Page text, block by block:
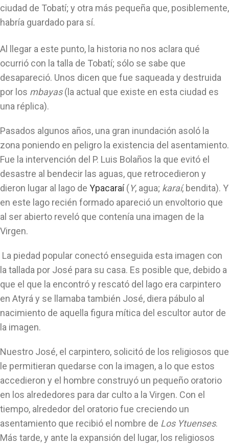
ciudad de Tobatí; y otra más pequeña que, posiblemente,
habría guardado para sí.
Al llegar a este punto, la historia no nos aclara qué
ocurrió con la talla de Tobatí; sólo se sabe que
desapareció. Unos dicen que fue saqueada y destruida
por los mbayas(la actual que existe en esta ciudad es
una réplica).
Pasados algunos años, una gran inundación asoló la
zona poniendo en peligro la existencia del asentamiento.
Fue la intervención del P. Luis Bolaños la que evitó el
desastre al bendecir las aguas, que retrocedieron y
dieron lugar al lago de Ypacaraí(Y, agua; karaí, bendita). Y
en este lago recién formado apareció un envoltorio que
al ser abierto reveló que contenía una imagen de la
Virgen.
La piedad popular conectó enseguida esta imagen con
la tallada por José para su casa. Es posible que, debido a
que el que la encontró y rescató del lago era carpintero
en Atyrá y se llamaba también José, diera pábulo al
nacimiento de aquella figura mítica del escultor autor de
la imagen.
Nuestro José, el carpintero, solicitó de los religiosos que
le permitieran quedarse con la imagen, a lo que estos
accedieron y el hombre construyó un pequeño oratorio
en los alrededores para dar culto a la Virgen. Con el
tiempo, alrededor del oratorio fue creciendo un
asentamiento que recibió el nombre de Los Ytuenses.
Más tarde, y ante la expansión del lugar, los religiosos